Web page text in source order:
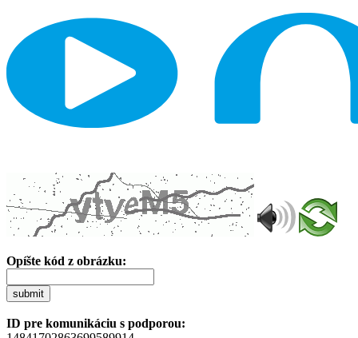
Opíšte kód z obrázku:
submit
ID pre komunikáciu s podporou: